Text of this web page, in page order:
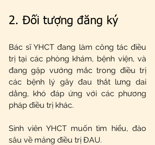
2. Đối tượng đăng ký
Bác sĩ YHCT đang làm công tác điều
trị tại các phòng khám, bệnh viện, và
đang gặp vướng mắc trong điều trị
các bệnh lý gây đau thắt lưng dai
dẳng, khó đáp ứng với các phương
pháp điều trị khác.
Sinh viên YHCT muốn tìm hiểu, đào
sâu về mảng điều trị ĐAU.